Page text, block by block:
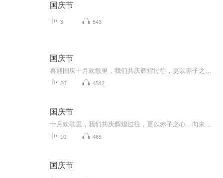
国庆节
3 543
国庆节
20 4542
国庆节
10 465
国庆节